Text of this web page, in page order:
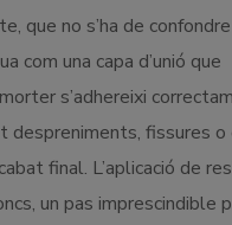
que no s’ha de
com una capa d’unió que
s’adhereixi
despreniments, fissures o
final. L’aplicació de
un pas imprescindible